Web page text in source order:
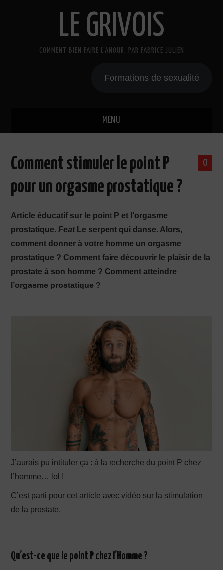
LE GRIVOIS
COMMENT BIEN FAIRE L'AMOUR, PAR FABRICE JULIEN
Formations de sexualité
MENU
A PROPOS
PRODUCTION X
0
Comment stimuler le point P
pour un orgasme prostatique ?
Article éducatif sur le point P et l’orgasme
prostatique.FeatLe serpent qui danse. Alors,
comment donner à votre homme un orgasme
prostatique ? Comment faire découvrir le plaisir de la
prostate à son homme ? Comment atteindre
l’orgasme prostatique ?
J’aurais pu intituler ça : à la recherche du point P chez
l’homme… lol !
C’est parti pour cet article avec vidéo sur la stimulation
de la prostate.
Qu’est-ce que le point P chez l’Homme ?